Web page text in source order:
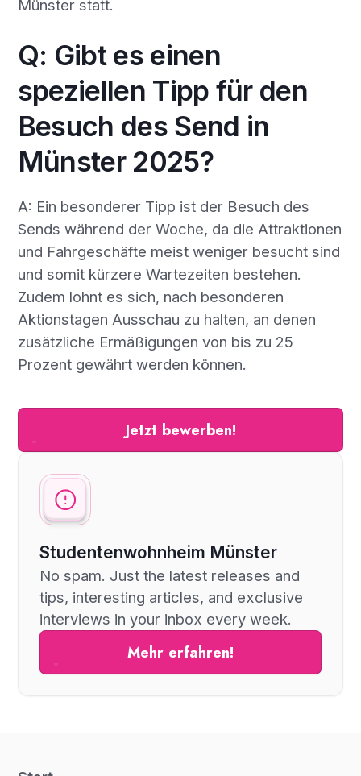
Münster statt.
Q: Gibt es einen
speziellen Tipp für den
Besuch des Send in
Münster 2025?
A: Ein besonderer Tipp ist der Besuch des
Sends während der Woche, da die Attraktionen
und Fahrgeschäfte meist weniger besucht sind
und somit kürzere Wartezeiten bestehen.
Zudem lohnt es sich, nach besonderen
Aktionstagen Ausschau zu halten, an denen
zusätzliche Ermäßigungen von bis zu 25
Prozent gewährt werden können.
Jetzt bewerben!
Studentenwohnheim Münster
No spam. Just the latest releases and
tips, interesting articles, and exclusive
interviews in your inbox every week.
Mehr erfahren!